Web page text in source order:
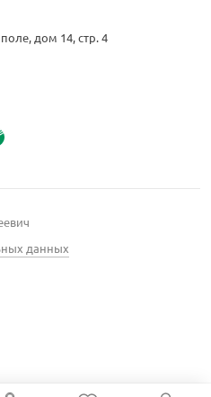
дом 14, стр. 4
данных